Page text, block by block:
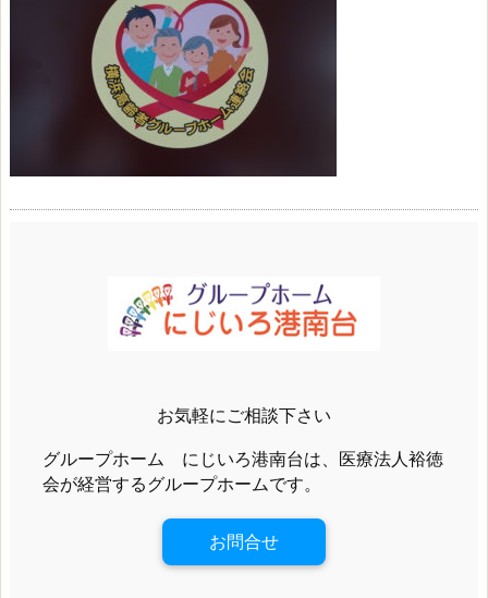
お気軽にご相談下さい
グループホーム にじいろ港南台は、医療法人裕徳
会が経営するグループホームです。
お問合せ